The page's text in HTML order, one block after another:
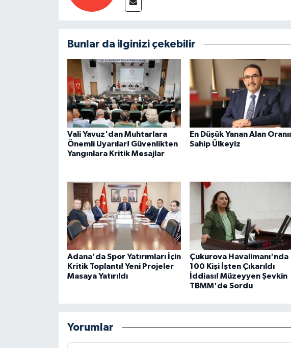
Bunlar da ilginizi çekebilir
Vali Yavuz'dan Muhtarlara
Önemli Uyarılar! Güvenlikten
Yangınlara Kritik Mesajlar
En Düşük Yanan Alan
Sahip Ülkeyiz
Adana'da Spor Yatırımları İçin
Kritik Toplantı! Yeni Projeler
Masaya Yatırıldı
Çukurova Havalimanı'nda
100 Kişi İşten Çıkarıldı
İddiası! Müzeyyen Şevkin
TBMM'de Sordu
Yorumlar